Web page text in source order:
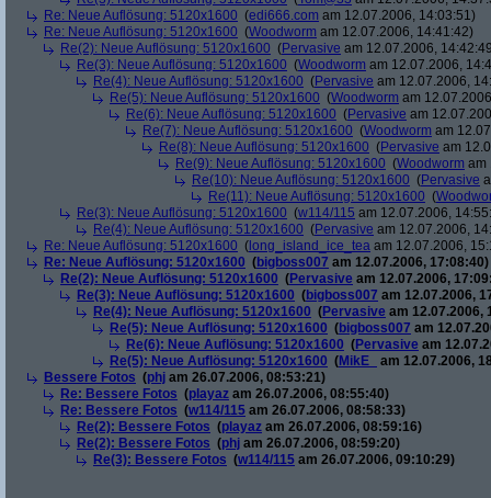
Re: Neue Auflösung: 5120x1600 (edi666.com am 12.07.2006, 14:03:51)
Re: Neue Auflösung: 5120x1600 (Woodworm am 12.07.2006, 14:41:42)
Re(2): Neue Auflösung: 5120x1600 (Pervasive am 12.07.2006,
Re(3): Neue Auflösung: 5120x1600 (Woodworm am 12.07.2006,
Re(4): Neue Auflösung: 5120x1600 (Pervasive am 12.07.2006,
Re(5): Neue Auflösung: 5120x1600 (Woodworm am
Re(6): Neue Auflösung: 5120x1600 (Pervasive am
Re(7): Neue Auflösung: 5120x1600 (Woodworm am
Re(8): Neue Auflösung: 5120x1600 (Pervasive am
Re(9): Neue Auflösung: 5120x1600 (Woodworm am
Re(10): Neue Auflösung: 5120x1600 (Pervasive
Re(11): Neue Auflösung: 5120x1600 (
Re(3): Neue Auflösung: 5120x1600 (w114/115 am 12.07.2006,
Re(4): Neue Auflösung: 5120x1600 (Pervasive am 12.07.2006,
Re: Neue Auflösung: 5120x1600 ( long_island_ice_tea am 12.07.2006,
Re: Neue Auflösung: 5120x1600 (bigboss007 am 12.07.2006, 17:08:40)
Re(2): Neue Auflösung: 5120x1600 (Pervasive am 12.07.2006,
Re(3): Neue Auflösung: 5120x1600 (bigboss007 am 12.07.2006,
Re(4): Neue Auflösung: 5120x1600 (Pervasive am 12.07.2006,
Re(5): Neue Auflösung: 5120x1600 (bigboss007 am
Re(6): Neue Auflösung: 5120x1600 (Pervasive am
Re(5): Neue Auflösung: 5120x1600 (MikE_
am 12.07.2006,
Bessere Fotos (phj am 26.07.2006, 08:53:21)
Re: Bessere Fotos (playaz am 26.07.2006, 08:55:40)
Re: Bessere Fotos (w114/115 am 26.07.2006, 08:58:33)
Re(2): Bessere Fotos (playaz am 26.07.2006, 08:59:16)
Re(2): Bessere Fotos (phj am 26.07.2006, 08:59:20)
Re(3): Bessere Fotos (w114/115 am 26.07.2006, 09:10:29)